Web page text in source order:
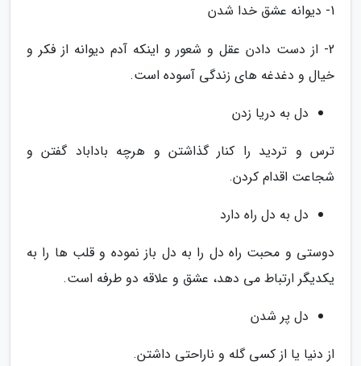
1- دیوانه عشق خدا شدن
2- از دست دادن عقل و شعور و اینکه آدم دیوانه از فکر و
خیال و دغدغه های زندگی آسوده است.
دل به دریا زدن
ترس و تردید را کنار گذاشتن و هرچه باداباد گفتن و
شجاعت اقدام کردن.
دل به دل راه دارد
دوستی و محبت راه دل را به دل باز نموده و قلب ها را به
یکدیگر ارتباط می دهد، عشق و علاقه دو طرفه است.
دل پر شدن
از دنیا یا از کسی گله و ناراحتی داشتن.